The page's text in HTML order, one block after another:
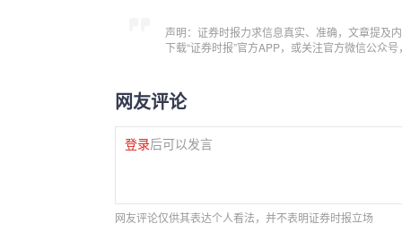
声明：证券时报力求信息真实、准确，文章提及
下载“证券时报”官方APP，或关注官方微信公众
网友评论
登录后可以发言
网友评论仅供其表达个人看法，并不表明证券时报立场